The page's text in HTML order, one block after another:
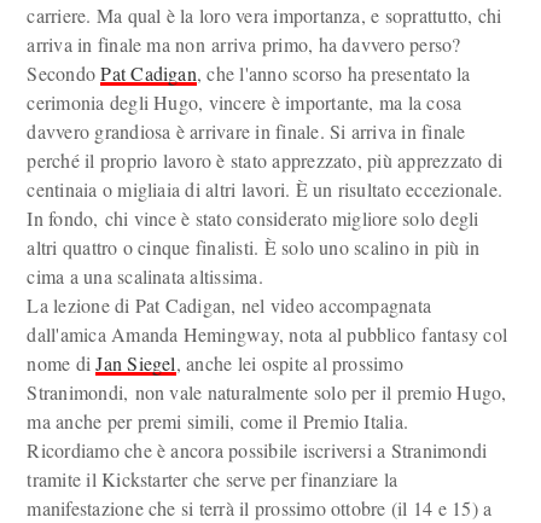
carriere. Ma qual è la loro vera importanza, e soprattutto, chi
arriva in finale ma non arriva primo, ha davvero perso?
SecondoPat Cadigan, che l'anno scorso ha presentato la
cerimonia degli Hugo, vincere è importante, ma la cosa
davvero grandiosa è arrivare in finale. Si arriva in finale
perché il proprio lavoro è stato apprezzato, più apprezzato di
centinaia o migliaia di altri lavori. È un risultato eccezionale.
In fondo, chi vince è stato considerato migliore solo degli
altri quattro o cinque finalisti. È solo uno scalino in più in
cima a una scalinata altissima.
La lezione di Pat Cadigan, nel video accompagnata
dall'amica Amanda Hemingway, nota al pubblico fantasy col
nome diJan Siegel, anche lei ospite al prossimo
Stranimondi, non vale naturalmente solo per il premio Hugo,
ma anche per premi simili, come il Premio Italia.
Ricordiamo che è ancora possibile iscriversi a Stranimondi
tramite il Kickstarter che serve per finanziare la
manifestazione che si terrà il prossimo ottobre (il 14 e 15) a